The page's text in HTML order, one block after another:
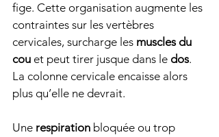
fige. Cette organisation augmente les
contraintes sur les vertèbres
cervicales, surcharge les muscles du
cou et peut tirer jusque dans le dos.
La colonne cervicale encaisse alors
plus qu’elle ne devrait.
Une respiration bloquée ou trop